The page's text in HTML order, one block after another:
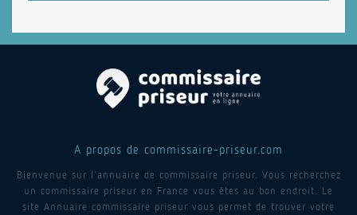
A propos de commissaire-priseur.com
Bienvenue sur l’annuaire de commissaire priseur. Vous recherchez
un commissaire priseur en France vous êtes au bon endroit. Le
site Annuaire commissaire priseur vous permet de trouver votre